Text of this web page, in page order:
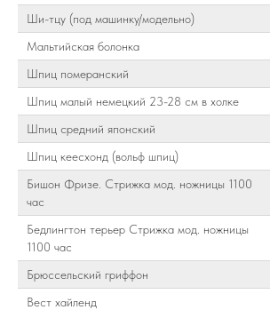
Ши-тцу (под машинку/модельно)
Мальтийская болонка
Шпиц померанский
Шпиц малый немецкий 23-28 см в холке
Шпиц средний японский
Шпиц кеесхонд (вольф шпиц)
Бишон Фризе. Стрижка мод. ножницы 1100
час
Бедлингтон терьер Стрижка мод. ножницы
1100 час
Брюссельский гриффон
Вест хайленд